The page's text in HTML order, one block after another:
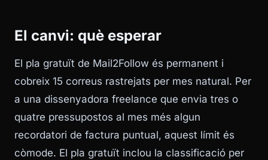
El canvi: què esperar
El pla gratuït de Mail2Follow és permanent i
cobreix 15 correus rastrejats per mes natural. Per
a una dissenyadora freelance que envia tres o
quatre pressupostos al mes més algun
recordatori de factura puntual, aquest límit és
còmode. El pla gratuït inclou la classificació per